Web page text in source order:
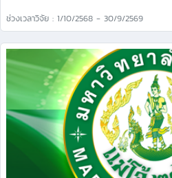
ช่วงเวลาวิจัย : 1/10/2568 - 30/9/2569